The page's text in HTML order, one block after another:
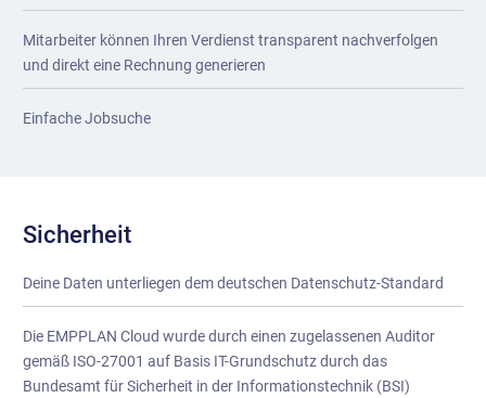
Mitarbeiter können Ihren Verdienst transparent nachverfolgen
und direkt eine Rechnung generieren
Einfache Jobsuche
Sicherheit
Deine Daten unterliegen dem deutschen Datenschutz-Standard
Die EMPPLAN Cloud wurde durch einen zugelassenen Auditor
gemäß ISO-27001 auf Basis IT-Grundschutz durch das
Bundesamt für Sicherheit in der Informationstechnik (BSI)